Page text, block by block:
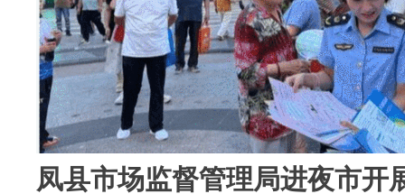
凤县市场监督管理局进夜市开